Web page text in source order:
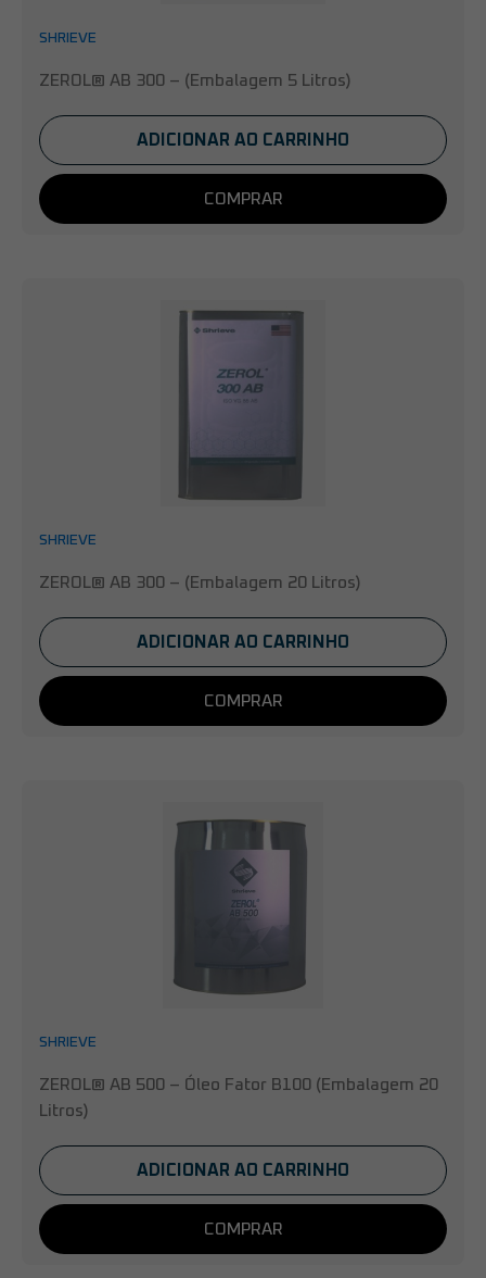
SHRIEVE
ZEROL® AB 300 – (Embalagem 5 Litros)
ADICIONAR AO CARRINHO
COMPRAR
SHRIEVE
ZEROL® AB 300 – (Embalagem 20 Litros)
ADICIONAR AO CARRINHO
COMPRAR
SHRIEVE
ZEROL® AB 500 – Óleo Fator B100 (Embalagem 20
Litros)
ADICIONAR AO CARRINHO
COMPRAR